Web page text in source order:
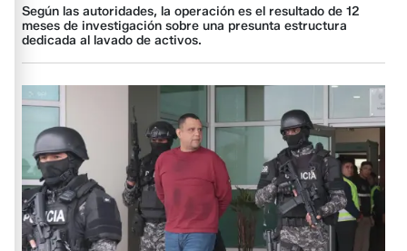
Según las autoridades, la operación es el resultado de 12
meses de investigación sobre una presunta estructura
dedicada al lavado de activos.